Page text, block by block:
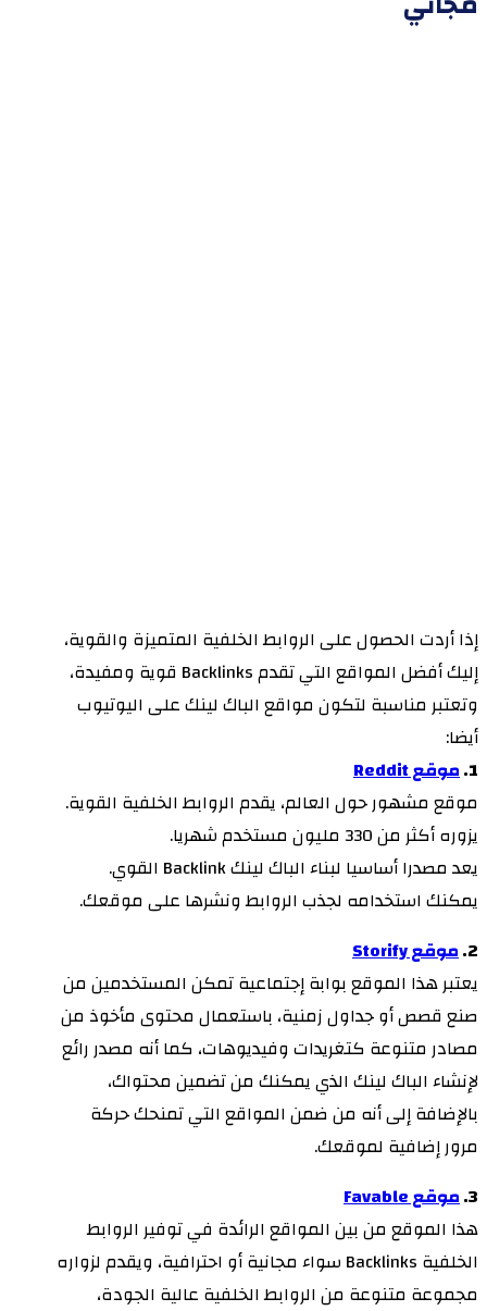
إذا أردت الحصول على الروابط الخلفية المتميزة والقوية،
إليك أفضل المواقع التي تقدم Backlinks قوية ومفيدة،
وتعتبر مناسبة لتكون مواقع الباك لينك على اليوتيوب
أيضا:
1. موقع Reddit
موقع مشهور حول العالم، يقدم الروابط الخلفية القوية.
يزوره أكثر من 330 مليون مستخدم شهريا.
يعد مصدرا أساسيا لبناء الباك لينك Backlink القوي.
يمكنك استخدامه لجذب الروابط ونشرها على موقعك.
2. موقع Storify
يعتبر هذا الموقع بوابة إجتماعية تمكن المستخدمين من
صنع قصص أو جداول زمنية، باستعمال محتوى مأخوذ من
مصادر متنوعة كتغريدات وفيديوهات، كما أنه مصدر رائع
لإنشاء الباك لينك الذي يمكنك من تضمين محتواك،
بالإضافة إلى أنه من ضمن المواقع التي تمنحك حركة
مرور إضافية لموقعك.
3. موقع Favable
هذا الموقع من بين المواقع الرائدة في توفير الروابط
الخلفية Backlinks سواء مجانية أو احترافية، ويقدم لزواره
مجموعة متنوعة من الروابط الخلفية عالية الجودة،